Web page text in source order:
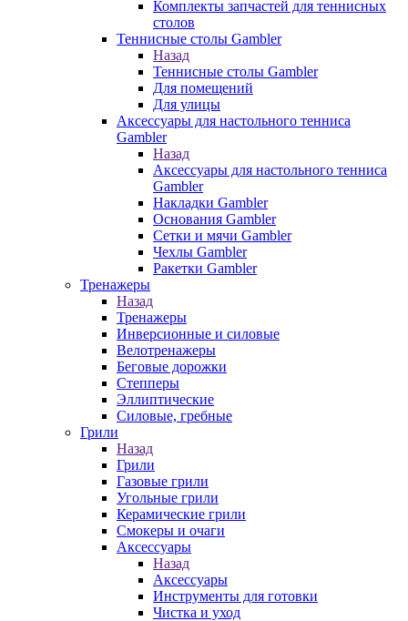
Комплекты запчастей для теннисных
столов
Теннисные столы Gambler
Назад
Теннисные столы Gambler
Для помещений
Для улицы
Аксессуары для настольного тенниса
Gambler
Назад
Аксессуары для настольного тенниса
Gambler
Накладки Gambler
Основания Gambler
Сетки и мячи Gambler
Чехлы Gambler
Ракетки Gambler
Тренажеры
Назад
Тренажеры
Инверсионные и силовые
Велотренажеры
Беговые дорожки
Степперы
Эллиптические
Силовые, гребные
Грили
Назад
Грили
Газовые грили
Угольные грили
Керамические грили
Смокеры и очаги
Аксессуары
Назад
Аксессуары
Инструменты для готовки
Чистка и уход